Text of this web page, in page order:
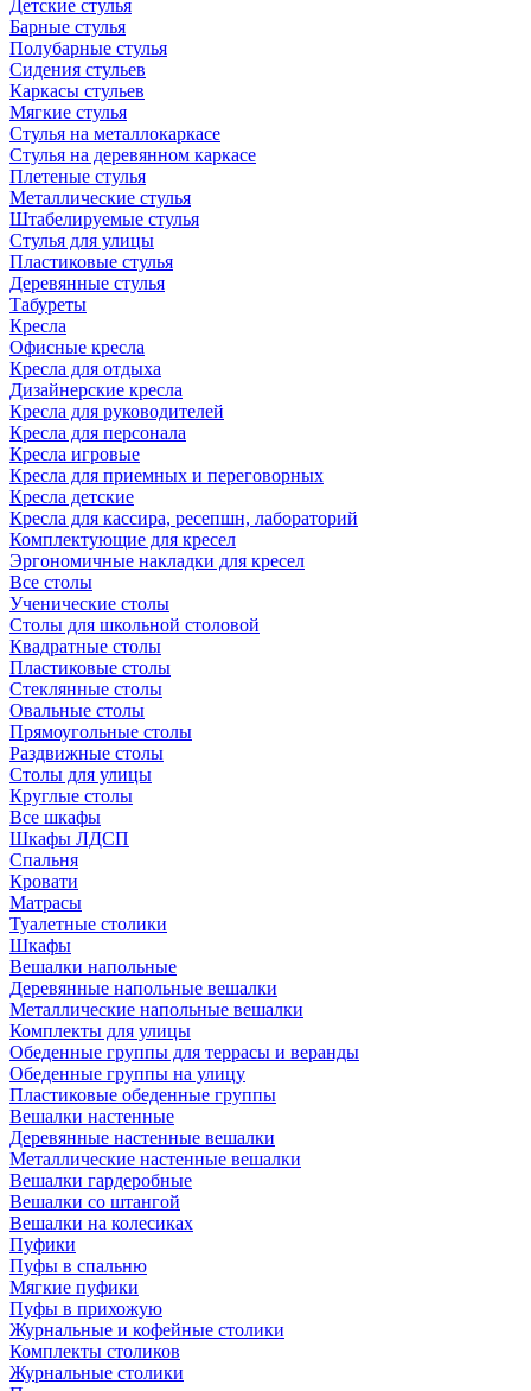
Детские стулья
Барные стулья
Полубарные стулья
Сидения стульев
Каркасы стульев
Мягкие стулья
Стулья на металлокаркасе
Стулья на деревянном каркасе
Плетеные стулья
Металлические стулья
Штабелируемые стулья
Стулья для улицы
Пластиковые стулья
Деревянные стулья
Табуреты
Кресла
Офисные кресла
Кресла для отдыха
Дизайнерские кресла
Кресла для руководителей
Кресла для персонала
Кресла игровые
Кресла для приемных и переговорных
Кресла детские
Кресла для кассира, ресепшн, лабораторий
Комплектующие для кресел
Эргономичные накладки для кресел
Все столы
Ученические столы
Столы для школьной столовой
Квадратные столы
Пластиковые столы
Стеклянные столы
Овальные столы
Прямоугольные столы
Раздвижные столы
Столы для улицы
Круглые столы
Все шкафы
Шкафы ЛДСП
Спальня
Кровати
Матрасы
Туалетные столики
Шкафы
Вешалки напольные
Деревянные напольные вешалки
Металлические напольные вешалки
Комплекты для улицы
Обеденные группы для террасы и веранды
Обеденные группы на улицу
Пластиковые обеденные группы
Вешалки настенные
Деревянные настенные вешалки
Металлические настенные вешалки
Вешалки гардеробные
Вешалки со штангой
Вешалки на колесиках
Пуфики
Пуфы в спальню
Мягкие пуфики
Пуфы в прихожую
Журнальные и кофейные столики
Комплекты столиков
Журнальные столики